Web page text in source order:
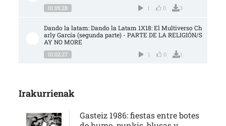
01:05:28 1 0 3
Dando la latam: Dando la Latam 1X18: El Multiverso Ch
arly García (segunda parte) - PARTE DE LA RELIGIÓN/S
AY NO MORE
01:02:27 1 0 1
Irakurrienak
Gasteiz 1986: fiestas entre botes